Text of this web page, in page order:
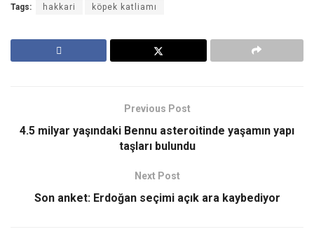
Tags: hakkari köpek katliamı
Previous Post
4.5 milyar yaşındaki Bennu asteroitinde yaşamın yapı
taşları bulundu
Next Post
Son anket: Erdoğan seçimi açık ara kaybediyor